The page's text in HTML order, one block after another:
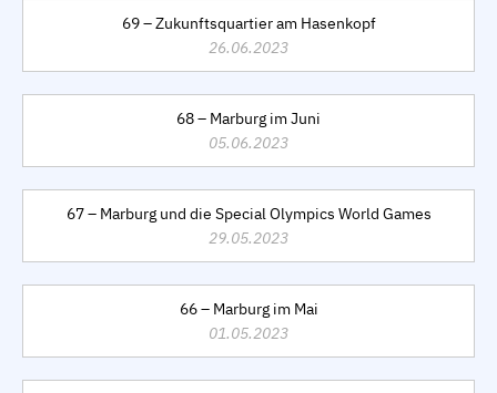
69 – Zukunftsquartier am Hasenkopf
26.06.2023
68 – Marburg im Juni
05.06.2023
67 – Marburg und die Special Olympics World Games
29.05.2023
66 – Marburg im Mai
01.05.2023